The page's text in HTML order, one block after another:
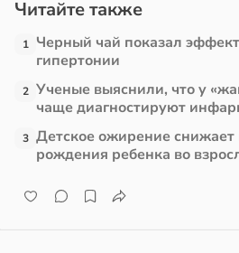
Читайте также
1 Черный чай показал
гипертонии
2 Ученые выяснили, что у
чаще диагностируют
3 Детское ожирение снижает
рождения ребенка во